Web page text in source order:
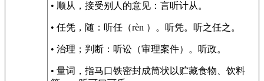
• 顺从，接受别人的意见：言听计从。
• 任凭，随：听任（rèn ）。听凭。听之任之。
• 治理；判断：听讼（审理案件）。听政。
• 量词，指马口铁密封成筒状以贮藏食物、饮料